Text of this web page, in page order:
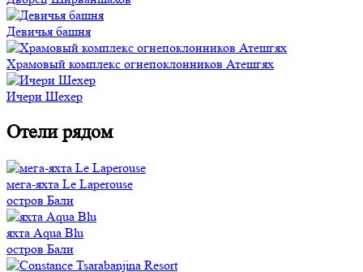
Девичья башня
Храмовый комплекс огнепоклонников Атешгях
Ичери Шехер
Отели рядом
мега-яхта Le Laperouse
остров Бали
яхта Aqua Blu
остров Бали